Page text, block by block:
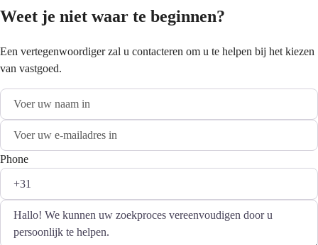
Weet je niet waar te beginnen?
Een vertegenwoordiger zal u contacteren om u te helpen bij het kiezen
van vastgoed.
Phone